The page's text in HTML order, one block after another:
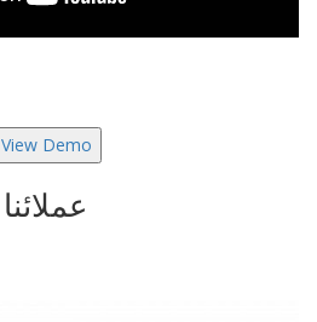
View Demo
عملائنا